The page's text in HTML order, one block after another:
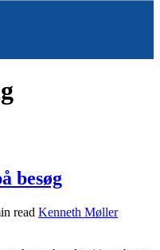
besøg
read Kenneth Møller